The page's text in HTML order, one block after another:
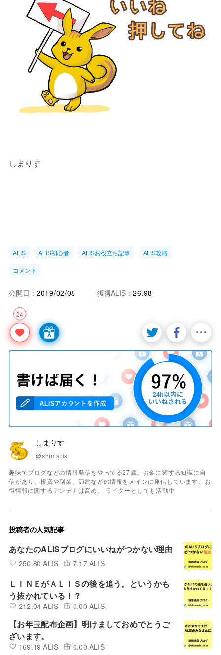
しまりす
ALIS ALIS初心者 ALISお役立ち記事 ALIS攻略
コメント
24
公開日： 2019/02/08 獲得ALIS： 26.98
しまりす
@shimaris
趣味でブログなどの情報発信をやってる27歳。お金に関する知識に自
信があり、投資や副業、節約などの情報をメインに発信しています。お
得情報に関するアンテナは高め。 ライターとしても活動中
投稿者の人気記事
あなたのALISブログにいいねがつかない理由
250.80 ALIS 7.17 ALIS
ＬＩＮＥがＡＬＩＳの後を追う。というかも
う抜かれている！？
212.04 ALIS 0.00 ALIS
【お年玉配布企画】明けましておめでとうご
ざいます。
169.19 ALIS 0.00 ALIS